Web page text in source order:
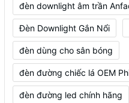
đèn downlight âm trần
Đèn Downlight Gắn Nổi
đèn dùng cho sân bóng
đèn đường chiếc lá OEM
đèn đường led chính hãng